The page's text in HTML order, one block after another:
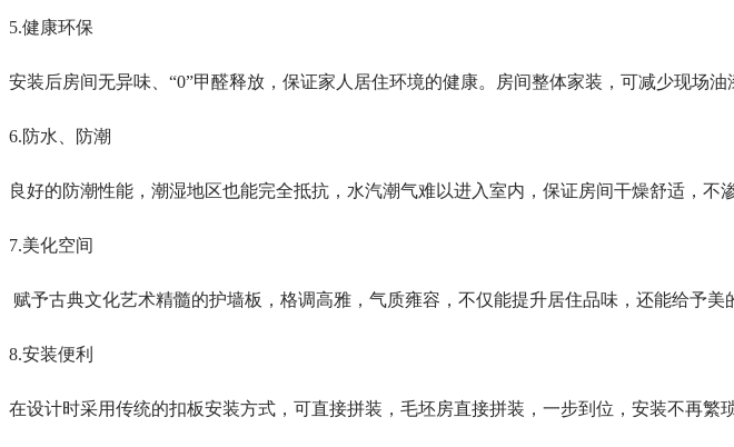
5.健康环保
安装后房间无异味、“0”甲醛释放，保证家人居住环境的健康。房间整体家装，可减少现场
6.防水、防潮
良好的防潮性能，潮湿地区也能完全抵抗，水汽潮气难以进入室内，保证房间干燥舒适，不
7.美化空间
赋予古典文化艺术精髓的护墙板，格调高雅，气质雍容，不仅能提升居住品味，还能给予美
8.安装便利
在设计时采用传统的扣板安装方式，可直接拼装，毛坯房直接拼装，一步到位，安装不再繁